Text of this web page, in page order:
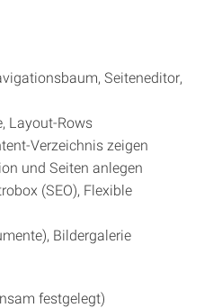
Seiteneditor,
Layout-Rows
Verzeichnis zeigen
und Seiten anlegen
(SEO), Flexible
Bildergalerie
festgelegt)